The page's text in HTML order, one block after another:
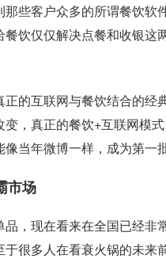
些客户众多的所谓餐饮
饮仅仅解决点餐和收银
的互联网与餐饮结合的
，真正的餐饮+互联网模
当年微博一样，成为第一
市场
，现在看来在全国已经
很多人在看衰火锅的未